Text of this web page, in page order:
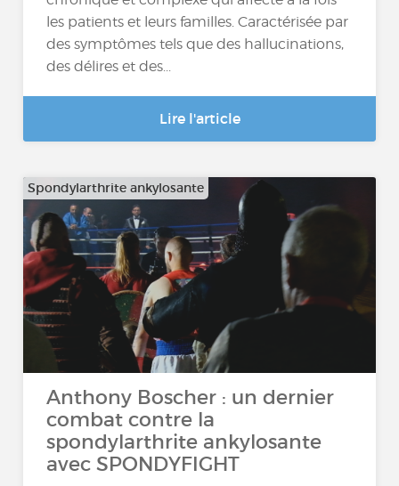
les patients et leurs familles. Caractérisée par
des symptômes tels que des hallucinations,
des délires et des...
Lire l'article
Spondylarthrite ankylosante
Anthony Boscher : un dernier
combat contre la
spondylarthrite ankylosante
avec SPONDYFIGHT